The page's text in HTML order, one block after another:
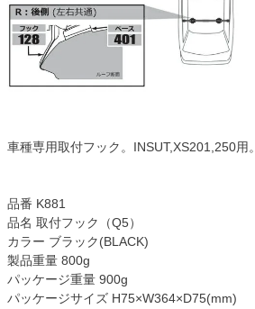
車種専用取付フック。INSUT,XS201,250用。
品番 K881
品名 取付フック（Q5）
カラー ブラック(BLACK)
製品重量 800g
パッケージ重量 900g
パッケージサイズ H75×W364×D75(mm)